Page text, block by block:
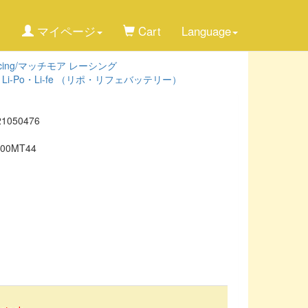
マイページ Cart Language
マッチモア レーシング
Li-Po・Li-fe （リポ・リフェバッテリー）